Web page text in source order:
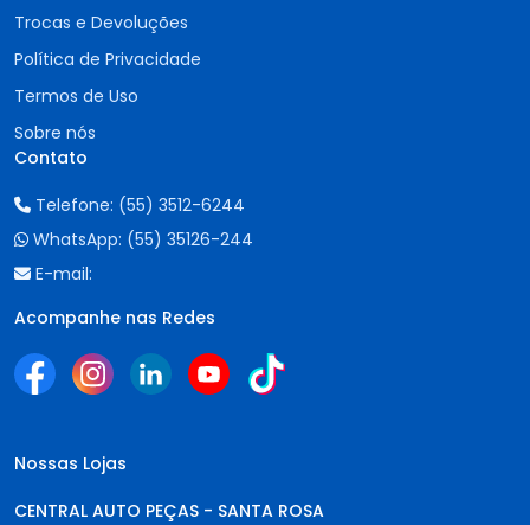
Trocas e Devoluções
Política de Privacidade
Termos de Uso
Sobre nós
Contato
Telefone: (55) 3512-6244
WhatsApp: (55) 35126-244
E-mail:
Acompanhe nas Redes
Nossas Lojas
CENTRAL AUTO PEÇAS - SANTA ROSA